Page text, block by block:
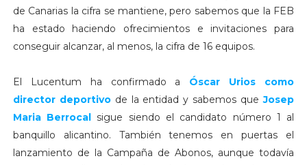
de Canarias la cifra se mantiene, pero sabemos que la FEB
ha estado haciendo ofrecimientos e invitaciones para
conseguir alcanzar, al menos, la cifra de 16 equipos.
El Lucentum ha confirmado a Óscar Urios como
director deportivode la entidad y sabemos queJosep
Maria Berrocal sigue siendo el candidato número 1 al
banquillo alicantino. También tenemos en puertas el
lanzamiento de la Campaña de Abonos, aunque todavía